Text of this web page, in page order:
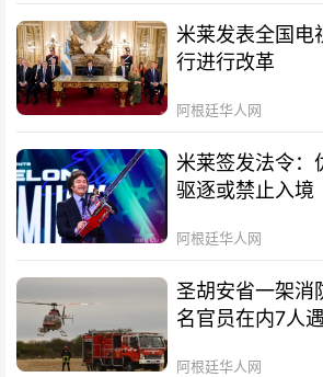
米莱发表全国电
行进行改革
阿根廷华人网
米莱签发法令：
驱逐或禁止入境
阿根廷华人网
圣胡安省一架消
名官员在内7人
阿根廷华人网